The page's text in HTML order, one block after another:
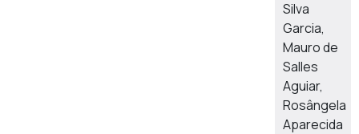
Silva
Garcia,
Mauro de
Salles
Aguiar,
Rosângela
Aparecida